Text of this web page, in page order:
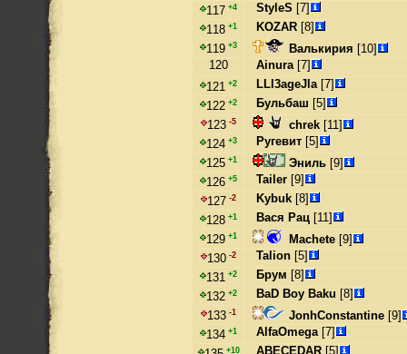
117 +4 StyleS [7]
118 +1 KOZAR [8]
119 +3 Валькирия [10]
120
Ainura[7]
121 +2 LLl3ageJla[7]
122 +2 Бульбаш [5]
123 -5 chrek [11]
124 +3 Ругевит [5]
125 +1 Эниль [9]
126 +5 Tailer [9]
127 -2 Kybuk [8]
128 +1 Вася Рац [11]
129 +1 Machete [9]
130 -2 Talion [5]
131 +2 Брум [8]
132 +2 BaD Boy Baku [8]
133 -1 JonhConstantine [9]
134 +1 AlfaOmega[7]
+10 ABECEDAR [5]